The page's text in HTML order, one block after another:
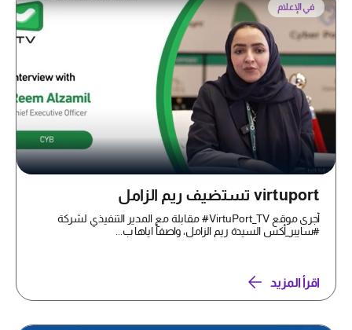
في الإعلام
virtuport تستضيف ريم الزامل
أجرى موقع VirtuPort_TV# مقابلة مع المدير التنفيذي لشركة
#سايبر_أكس السيدة ريم الزامل، واصفاً اياها ب...
اقرأ المزيد